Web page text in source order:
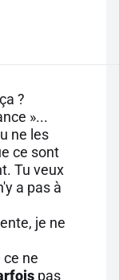
?
»...
ne les
ce sont
Tu veux
a pas à
je ne
ne
pas